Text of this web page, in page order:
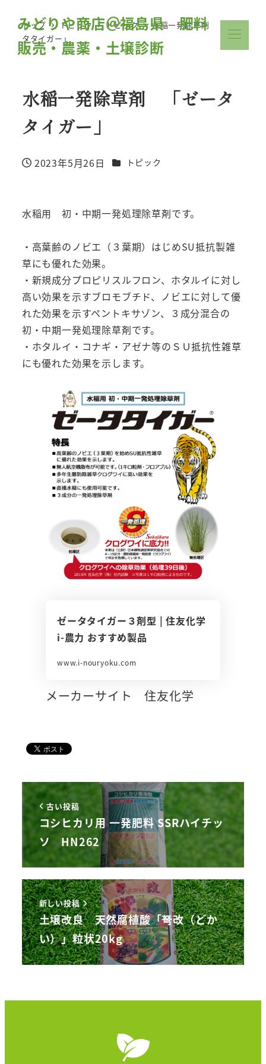
みどりや商店＠福島県 肥料
販売・農薬・土壌診断
トップ トピック トピック
水稲一発除草剤 「ゼー
タタイガー」
水稲一発除草剤 「ゼータ
タイガー」
投稿日
2023年5月26日 カテゴリー
トピック
水稲用 初・中期一発処理除草剤です。
・高葉齢のノビエ（３葉期）はじめSU抵抗製雑
草にも優れた効果。
・新規成分プロピリスルフロン、ホタルイに対し
高い効果を示すブロモブチド、ノビエに対して優
れた効果を示すペントキサゾン、３成分混合の
初・中期一発処理除草剤です。
・ホタルイ・コナギ・アゼナ等のＳＵ抵抗性雑草
にも優れた効果を示します。
ゼータタイガー３剤型 | 住友化学
i-農力 おすすめ製品
www.i-nouryoku.com
メーカーサイト 住友化学
古い投稿
コシヒカリ用 一発肥料 SSRハイチッ
ソ HN262
新しい投稿
土壌改良 天然腐植酸「弩改（どか
い）」粒状20kg